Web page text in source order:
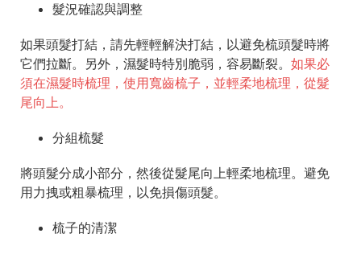
髮況確認與調整
如果頭髮打結，請先輕輕解決打結，以避免梳頭髮時將
它們拉斷。另外，濕髮時特別脆弱，容易斷裂。 如果必
須在濕髮時梳理，使用寬齒梳子，並輕柔地梳理，從髮
尾向上。
分組梳髮
將頭髮分成小部分，然後從髮尾向上輕柔地梳理。避免
用力拽或粗暴梳理，以免損傷頭髮。
梳子的清潔